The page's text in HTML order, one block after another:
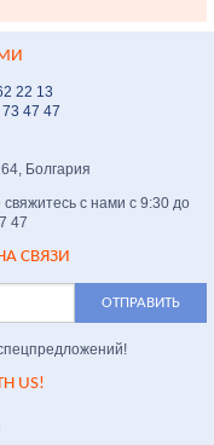
22 13
47 47
Болгария
с нами с 9:30 до
47
СВЯЗИ
US!